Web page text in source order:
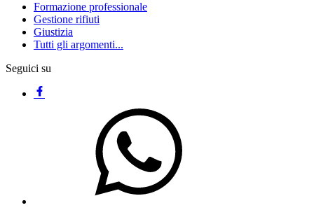
Formazione professionale
Gestione rifiuti
Giustizia
Tutti gli argomenti...
Seguici su